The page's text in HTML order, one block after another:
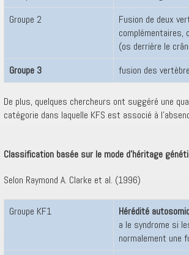
Groupe 2
Fusion de deux
complémentaires,
(os derrière le
Groupe 3
fusion des
De plus, quelques chercheurs ont suggéré une
catégorie dans laquelle KFS est associé à
Classification basée sur le mode d’héritage
Selon Raymond A. Clarke et al. (1996)
Groupe KF1 Hérédité
a le syndrome si
normalement une